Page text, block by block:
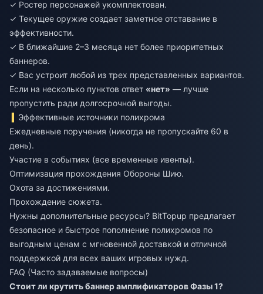
✓ Ростер персонажей укомплектован.
✓ Текущее оружие создает заметное отставание в
эффективности.
✓ В ближайшие 2–3 месяца нет более приоритетных
баннеров.
✓ Вас устроит любой из трех представленных вариантов.
Если на несколько пунктов ответ «нет» — лучше
пропустить ради долгосрочной выгоды.
Эффективные источники полихрома
Ежедневные поручения (никогда не пропускайте 60 в
день).
Участие в событиях (все временные ивенты).
Оптимизация прохождения Обороны Шию.
Охота за достижениями.
Прохождение сюжета.
Нужны дополнительные ресурсы? BitTopup предлагает
безопасное и быстрое пополнение полихромов по
выгодным ценам с мгновенной доставкой и отличной
поддержкой для всех ваших игровых нужд.
FAQ (Часто задаваемые вопросы)
Стоит ли крутить баннер амплификаторов Фазы 1?